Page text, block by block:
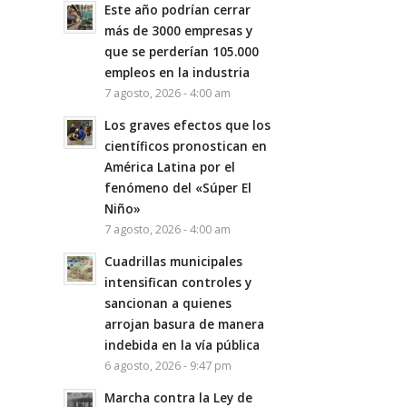
Este año podrían cerrar
más de 3000 empresas y
que se perderían 105.000
empleos en la industria
7 agosto, 2026 - 4:00 am
Los graves efectos que los
científicos pronostican en
América Latina por el
fenómeno del «Súper El
Niño»
7 agosto, 2026 - 4:00 am
Cuadrillas municipales
intensifican controles y
sancionan a quienes
arrojan basura de manera
indebida en la vía pública
6 agosto, 2026 - 9:47 pm
Marcha contra la Ley de